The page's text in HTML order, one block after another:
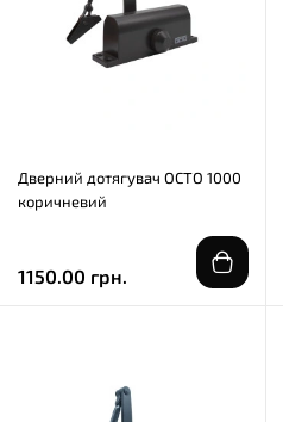
Дверний дотягувач OCTO 1000
коричневий
1150.00 грн.